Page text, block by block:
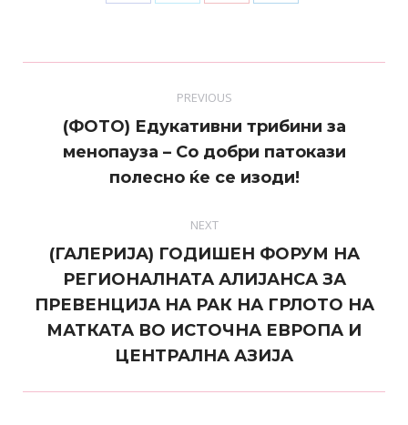
PREVIOUS
Previous
post:
(ФОТО) Едукативни трибини за
менопауза – Со добри патокази
полесно ќе се изоди!
NEXT
Next
post:
(ГАЛЕРИЈА) ГОДИШЕН ФОРУМ НА
РЕГИОНАЛНАТА АЛИЈАНСА ЗА
ПРЕВЕНЦИЈА НА РАК НА ГРЛОТО НА
МАТКАТА ВО ИСТОЧНА ЕВРОПА И
ЦЕНТРАЛНА АЗИЈА